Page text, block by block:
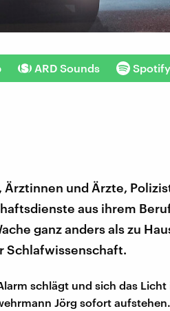
ARD Sounds Spotify
und Ärzte,
aus ihrem
ganz anders als zu
Schlafwissenschaft.
schlägt und sich das
Jörg sofort